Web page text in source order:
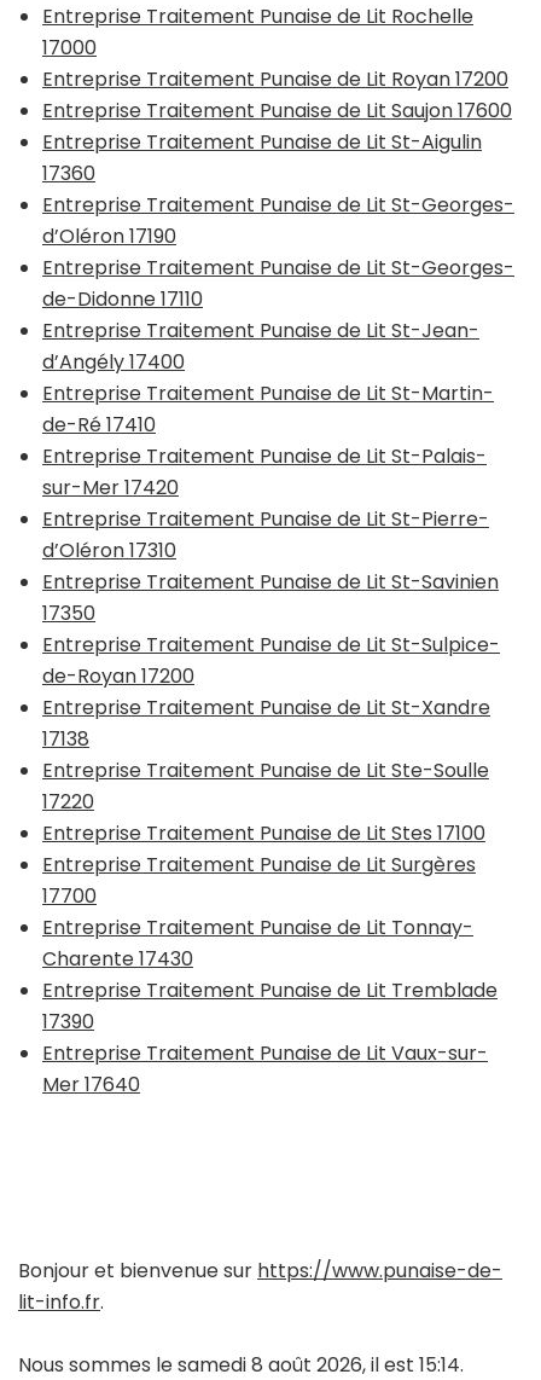
Entreprise Traitement Punaise de Lit Rochelle
17000
Entreprise Traitement Punaise de Lit Royan 17200
Entreprise Traitement Punaise de Lit Saujon 17600
Entreprise Traitement Punaise de Lit St-Aigulin
17360
Entreprise Traitement Punaise de Lit St-Georges-
d’Oléron 17190
Entreprise Traitement Punaise de Lit St-Georges-
de-Didonne 17110
Entreprise Traitement Punaise de Lit St-Jean-
d’Angély 17400
Entreprise Traitement Punaise de Lit St-Martin-
de-Ré 17410
Entreprise Traitement Punaise de Lit St-Palais-
sur-Mer 17420
Entreprise Traitement Punaise de Lit St-Pierre-
d’Oléron 17310
Entreprise Traitement Punaise de Lit St-Savinien
17350
Entreprise Traitement Punaise de Lit St-Sulpice-
de-Royan 17200
Entreprise Traitement Punaise de Lit St-Xandre
17138
Entreprise Traitement Punaise de Lit Ste-Soulle
17220
Entreprise Traitement Punaise de Lit Stes 17100
Entreprise Traitement Punaise de Lit Surgères
17700
Entreprise Traitement Punaise de Lit Tonnay-
Charente 17430
Entreprise Traitement Punaise de Lit Tremblade
17390
Entreprise Traitement Punaise de Lit Vaux-sur-
Mer 17640
Bonjour et bienvenue sur https://www.punaise-de-
lit-info.fr.
Nous sommes le samedi 8 août 2026, il est 15:14.